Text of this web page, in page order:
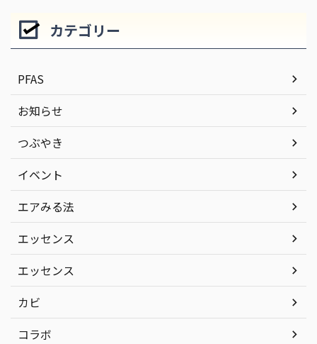
カテゴリー
PFAS
お知らせ
つぶやき
イベント
エアみる法
エッセンス
エッセンス
カビ
コラボ